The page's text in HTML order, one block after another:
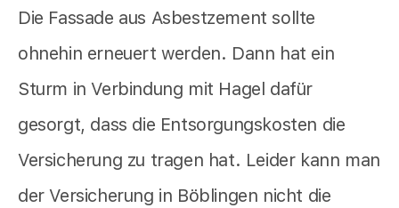
Die Fassade aus Asbestzement sollte
ohnehin erneuert werden. Dann hat ein
Sturm in Verbindung mit Hagel dafür
gesorgt, dass die Entsorgungskosten die
Versicherung zu tragen hat. Leider kann man
der Versicherung in Böblingen nicht die